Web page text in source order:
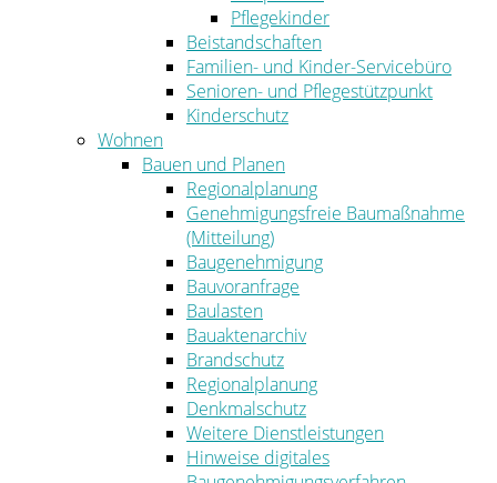
Pflegekinder
Beistandschaften
Familien- und Kinder-Servicebüro
Senioren- und Pflegestützpunkt
Kinderschutz
Wohnen
Bauen und Planen
Regionalplanung
Genehmigungsfreie Baumaßnahme
(Mitteilung)
Baugenehmigung
Bauvoranfrage
Baulasten
Bauaktenarchiv
Brandschutz
Regionalplanung
Denkmalschutz
Weitere Dienstleistungen
Hinweise digitales